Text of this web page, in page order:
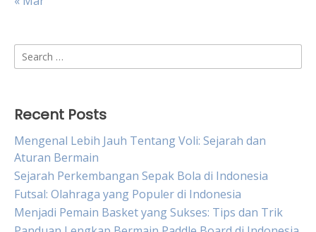
Search
for:
Recent Posts
Mengenal Lebih Jauh Tentang Voli: Sejarah dan
Aturan Bermain
Sejarah Perkembangan Sepak Bola di Indonesia
Futsal: Olahraga yang Populer di Indonesia
Menjadi Pemain Basket yang Sukses: Tips dan Trik